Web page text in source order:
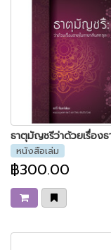
หนังสือเล่ม
฿300.00